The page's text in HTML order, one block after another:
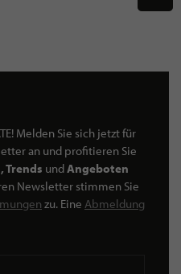
Melden Sie sich jetzt für
an und profitieren Sie
Trends undAngeboten
Newsletter stimmen Sie
zu. Eine Abmeldung